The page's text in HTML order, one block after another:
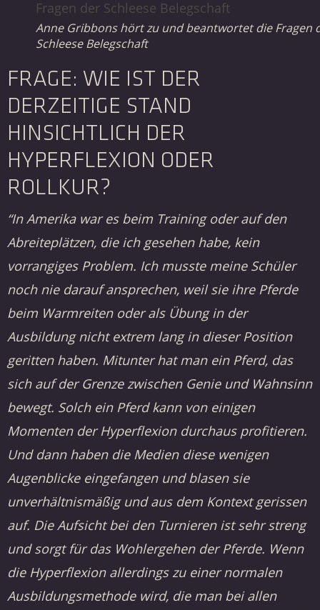
Anne Gribbons hört zu und beantwortet die Fragen
Schleese Belegschaft
FRAGE: WIE IST DER
DERZEITIGE STAND
HINSICHTLICH DER
HYPERFLEXION ODER
ROLLKUR?
“In Amerika war es beim Training oder auf den
Abreiteplätzen, die ich gesehen habe, kein
vorrangiges Problem. Ich musste meine Schüler
noch nie darauf ansprechen, weil sie ihre Pferde
beim Warmreiten oder als Übung in der
Ausbildung nicht extrem lang in dieser Position
geritten haben. Mitunter hat man ein Pferd, das
sich auf der Grenze zwischen Genie und Wahnsinn
bewegt. Solch ein Pferd kann von einigen
Momenten der Hyperflexion durchaus profitieren.
Und dann haben die Medien diese wenigen
Augenblicke eingefangen und blasen sie
unverhältnismäßig und aus dem Kontext gerissen
auf. Die Aufsicht bei den Turnieren ist sehr streng
und sorgt für das Wohlergehen der Pferde. Wenn
die Hyperflexion allerdings zu einer normalen
Ausbildungsmethode wird, die man bei allen